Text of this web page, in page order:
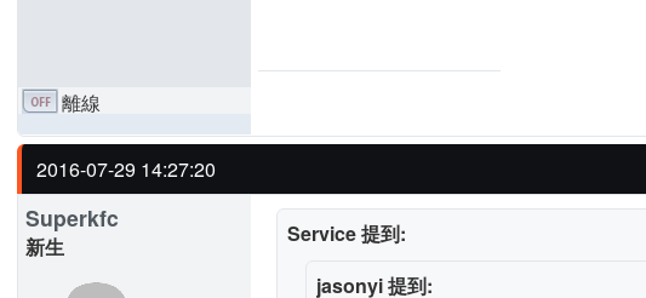
離線
2016-07-29 14:27:20
Superkfc
新生
Service 提到:
jasonyi 提到: